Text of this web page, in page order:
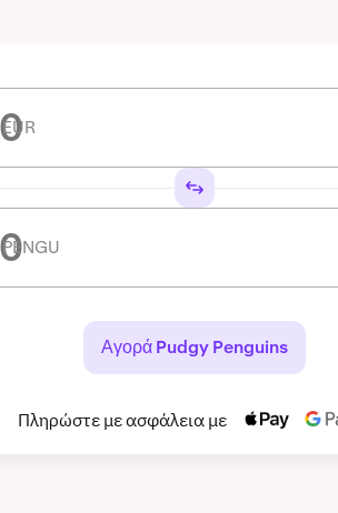
EUR
PENGU
Αγορά Pudgy Penguins
Πληρώστε με ασφάλεια με